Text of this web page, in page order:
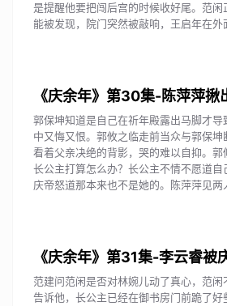
是提醒他要把闯后宫的时候收好尾。范
能被发现，院门突然被敲响，王启年在
《庆余年》第30集-陈萍萍揪
郭保坤知道是自己在祈年殿露出马脚才
中又悔又恨。郭攸之临走前当众与郭保
看着父亲决绝的背影，哭的难以自抑。郭
长公主打算怎么办？长公主不情不愿道自
庆帝怒道那本来也不是她的。陈萍萍见
《庆余年》第31集-李云睿被
范建问范闲是否对林婉儿动了真心，范
告诉他，长公主已经在御书房门前跪了